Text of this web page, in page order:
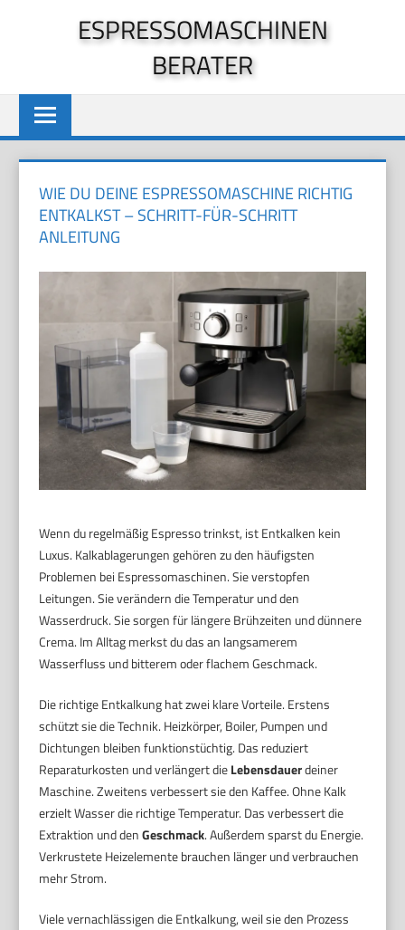
ESPRESSOMASCHINEN
BERATER
WIE DU DEINE ESPRESSOMASCHINE RICHTIG
ENTKALKST – SCHRITT-FÜR-SCHRITT
ANLEITUNG
Wenn du regelmäßig Espresso trinkst, ist Entkalken kein
Luxus. Kalkablagerungen gehören zu den häufigsten
Problemen bei Espressomaschinen. Sie verstopfen
Leitungen. Sie verändern die Temperatur und den
Wasserdruck. Sie sorgen für längere Brühzeiten und dünnere
Crema. Im Alltag merkst du das an langsamerem
Wasserfluss und bitterem oder flachem Geschmack.
Die richtige Entkalkung hat zwei klare Vorteile. Erstens
schützt sie die Technik. Heizkörper, Boiler, Pumpen und
Dichtungen bleiben funktionstüchtig. Das reduziert
Reparaturkosten und verlängert dieLebensdauerdeiner
Maschine. Zweitens verbessert sie den Kaffee. Ohne Kalk
erzielt Wasser die richtige Temperatur. Das verbessert die
Extraktion und denGeschmack. Außerdem sparst du Energie.
Verkrustete Heizelemente brauchen länger und verbrauchen
mehr Strom.
Viele vernachlässigen die Entkalkung, weil sie den Prozess